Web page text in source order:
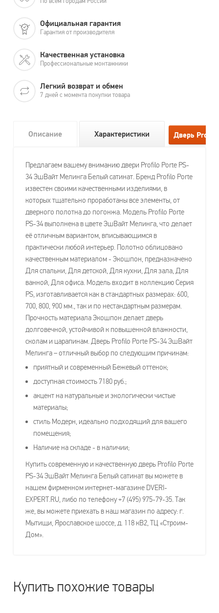
Официальная гарантия
Гарантия от производителя
Качественная установка
Профессиональные монтажники
Легкий возврат и обмен
7 дней с момента покупки товара
Описание Характеристики
Предлагаем вашему вниманию двери Profilo Porte PS-
34 ЭшВайт Мелинга Белый сатинат. Бренд Profilo Porte
известен своими качественными изделиями, в
которых тщательно проработаны все элементы, от
дверного полотна до погонжа. Модель Profilo Porte
PS-34 выполнена в цвете ЭшВайт Мелинга, что делает
её отличным вариантом, вписывающимся в
практически любой интерьер. Полотно облицовано
качественным материалом - Экошпон, предназначено
Для спальни, Для детской, Для кухни, Для зала, Для
ванной, Для офиса. Модель входит в коллекцию Серия
PS, изготавливается как в стандартных размерах: 600,
700, 800, 900 мм., так и по нестандартным размерам.
Прочность материала Экошпон делает дверь
долговечной, устойчивой к повышенной влажности,
сколам и царапинам. Дверь Profilo Porte PS-34 ЭшВайт
Мелинга – отличный выбор по следующим причинам:
приятный и современный Бежевый оттенок;
доступная стоимость 7180 руб.;
акцент на натуральные и экологически чистые
материалы;
стиль Модерн, идеально подходящий для вашего
помещения;
Наличие на складе - в наличии;
Купить современную и качественную дверь Profilo Porte
PS-34 ЭшВайт Мелинга Белый сатинат вы можете в
нашем фирменном интернет-магазине DVERI-
EXPERT.RU, либо по телефону +7 (495) 975-79-35. Так
же, вы можете приехать в наш магазин по адресу: г.
Мытищи, Ярославское шоссе, д. 118 кВ2, ТЦ «Строим-
Дом».
Купить похожие товары